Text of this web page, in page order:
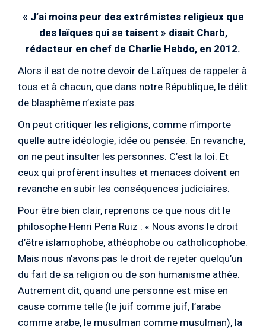
« J’ai moins peur des extrémistes religieux que
des laïques qui se taisent » disait Charb,
rédacteur en chef de Charlie Hebdo, en 2012.
Alors il est de notre devoir de Laïques de rappeler à
tous et à chacun, que dans notre République, le délit
de blasphème n’existe pas.
On peut critiquer les religions, comme n’importe
quelle autre idéologie, idée ou pensée. En revanche,
on ne peut insulter les personnes. C’est la loi. Et
ceux qui profèrent insultes et menaces doivent en
revanche en subir les conséquences judiciaires.
Pour être bien clair, reprenons ce que nous dit le
philosophe Henri Pena Ruiz : « Nous avons le droit
d’être islamophobe, athéophobe ou catholicophobe.
Mais nous n’avons pas le droit de rejeter quelqu’un
du fait de sa religion ou de son humanisme athée.
Autrement dit, quand une personne est mise en
cause comme telle (le juif comme juif, l’arabe
comme arabe, le musulman comme musulman), la